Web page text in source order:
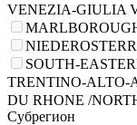
VENEZIA-GIULIA
SOUTH-
TRENTINO-ALTO-
DU RHONE /
Субрегион